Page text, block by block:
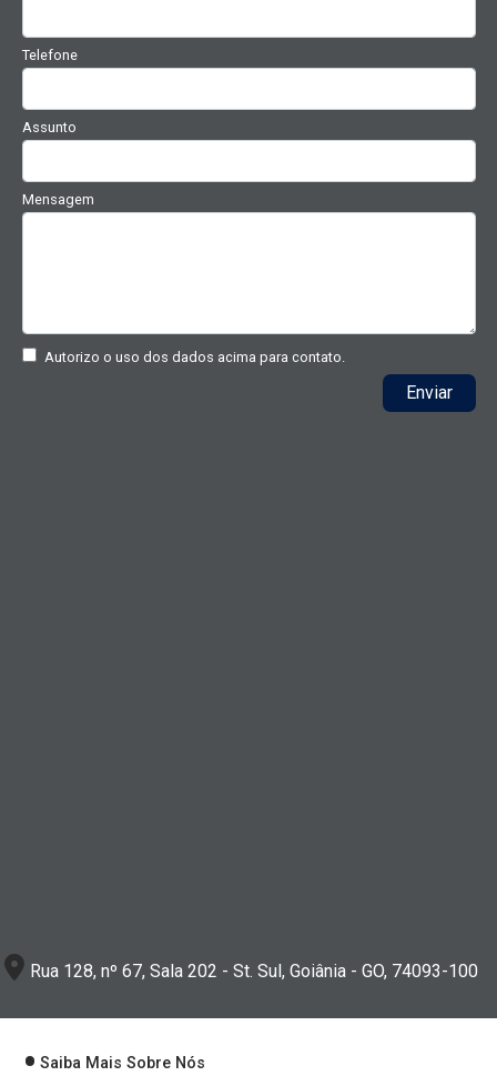
Telefone
Assunto
Mensagem
Autorizo o uso dos dados acima para contato.
Enviar
Rua 128, nº 67, Sala 202 - St. Sul, Goiânia - GO, 74093-100
Saiba Mais Sobre Nós